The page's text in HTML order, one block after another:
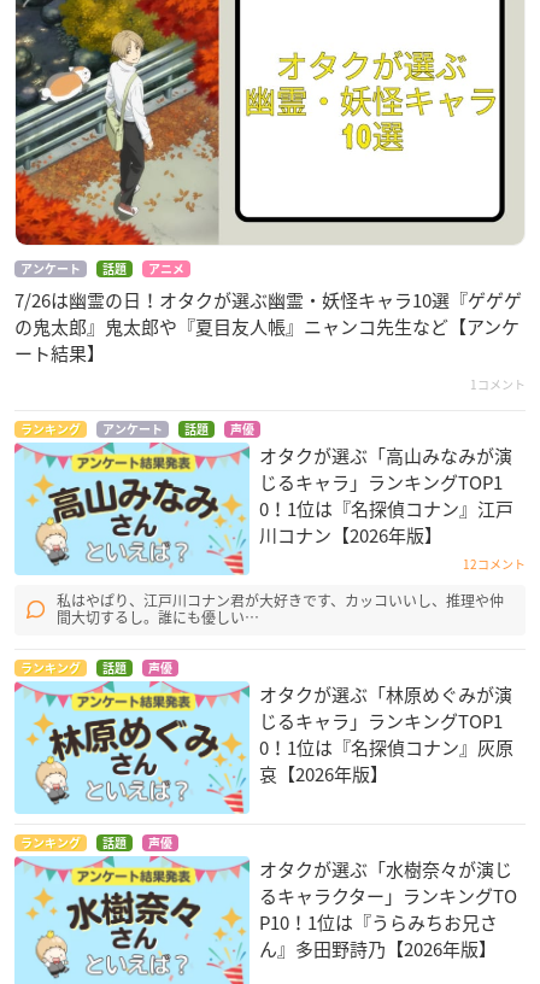
アンケート 話題 アニメ
7/26は幽霊の日！オタクが選ぶ幽霊・妖怪キャラ10選『ゲゲゲ
の鬼太郎』鬼太郎や『夏目友人帳』ニャンコ先生など【アンケ
ート結果】
1コメント
ランキング アンケート 話題 声優
オタクが選ぶ「高山みなみが演
じるキャラ」ランキングTOP1
0！1位は『名探偵コナン』江戸
川コナン【2026年版】
12コメント
私はやぱり、江戸川コナン君が大好きです、カッコいいし、推理や仲
間大切するし。誰にも優しい…
ランキング 話題 声優
オタクが選ぶ「林原めぐみが演
じるキャラ」ランキングTOP1
0！1位は『名探偵コナン』灰原
哀【2026年版】
ランキング 話題 声優
オタクが選ぶ「水樹奈々が演じ
るキャラクター」ランキングTO
P10！1位は『うらみちお兄さ
ん』多田野詩乃【2026年版】